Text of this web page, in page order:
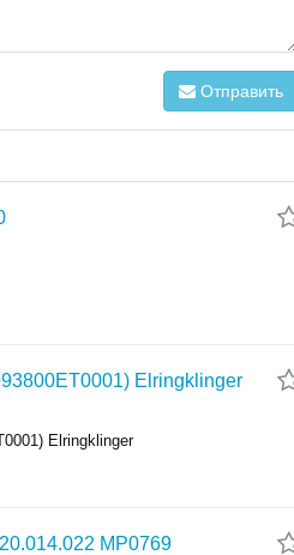
Отправить
Elringklinger
Elringklinger
MP0769